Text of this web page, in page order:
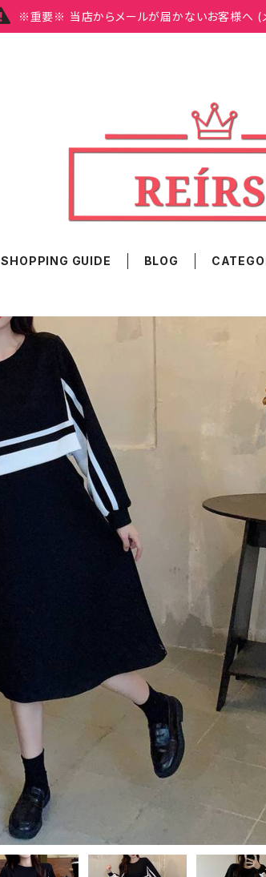
※重要※ 当店からメールが届かないお客様へ (
SHOPPING GUIDE BLOG